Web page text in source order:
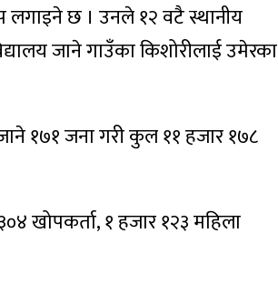
लगाइने छ । उनले १२ वटै स्थानीय
जाने गाउँका किशोरीलाई उमेरका
१७१ जना गरी कुल ११ हजार १७८
खोपकर्ता, १ हजार १२३ महिला